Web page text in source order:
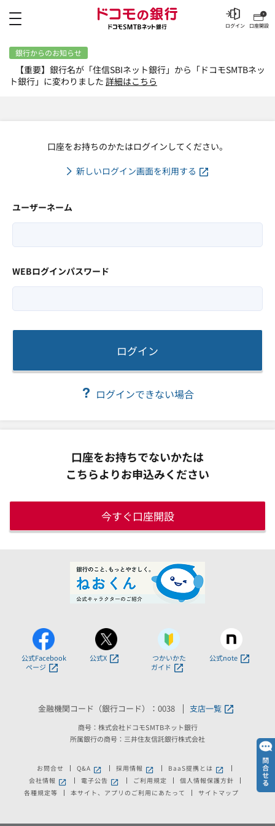
口座開設
ログイン
銀行からのお知らせ
【重要】銀行名が「住信SBIネット銀行」から「ドコモSMTBネッ
ト銀行」に変わりました 詳細はこちら
口座をお持ちのかたはログインしてください。
新しいログイン画面を利用する
ユーザーネーム
WEBログインパスワード
ログイン
ログインできない場合
口座をお持ちでないかたは
こちらよりお申込みください
今すぐ口座開設
公式Facebook
ページ
公式X
つかいかた
ガイド
公式note
金融機関コード（銀行コード）：0038 支店一覧
商号：株式会社ドコモSMTBネット銀行
所属銀行の商号：三井住友信託銀行株式会社
お問合せ Q&A 採用情報
BaaS提携とは
会社情報
電子公告 ご利用規定
個人情報保護方針
各種規定等
本サイト、アプリのご利用にあたって サイトマップ